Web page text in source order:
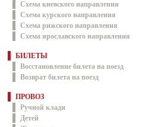
Схема киевского направления
Схема курского направления
Схема рижского направления
Схема ярославского направления
БИЛЕТЫ
Восстановление билета на поезд
Возврат билета на поезд
ПРОВОЗ
Ручной клади
Детей